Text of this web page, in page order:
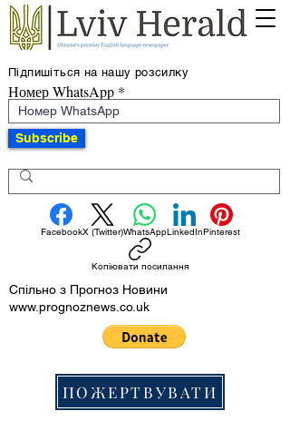
Підпишіться на нашу розсилку
Номер WhatsApp
Subscribe
FacebookX (Twitter)WhatsAppLinkedInPinterest
Копіювати посилання
Спільно з Прогноз Новини
www.prognoznews.co.uk
ПОЖЕРТВУВАТИ